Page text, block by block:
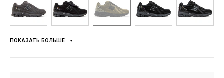
ПОКАЗАТЬ БОЛЬШЕ